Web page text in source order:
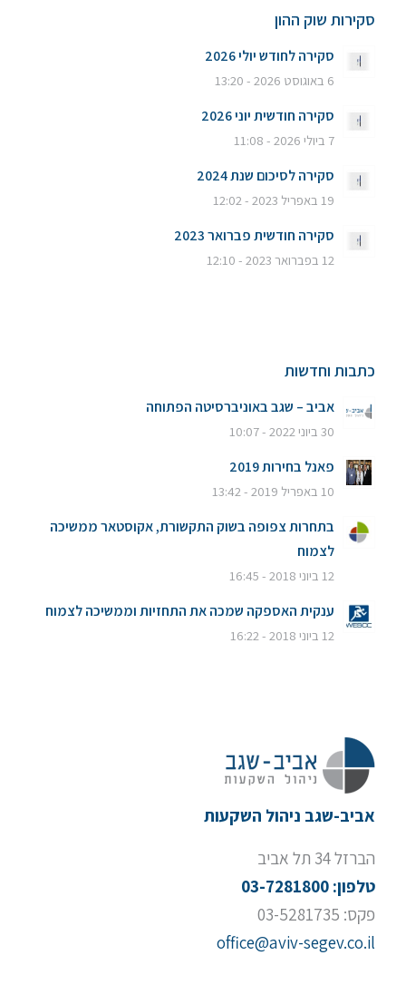
סקירות שוק ההון
סקירה לחודש יולי 2026
6 באוגוסט 2026 - 13:20
סקירה חודשית יוני 2026
7 ביולי 2026 - 11:08
סקירה לסיכום שנת 2024
19 באפריל 2023 - 12:02
סקירה חודשית פברואר 2023
12 בפברואר 2023 - 12:10
כתבות וחדשות
אביב – שגב באוניברסיטה הפתוחה
30 ביוני 2022 - 10:07
פאנל בחירות 2019
10 באפריל 2019 - 13:42
בתחרות צפופה בשוק התקשורת, אקוסטאר ממשיכה
לצמוח
12 ביוני 2018 - 16:45
ענקית האספקה שמכה את התחזיות וממשיכה לצמוח
12 ביוני 2018 - 16:22
אביב-שגב ניהול השקעות
הברזל 34 תל אביב
טלפון: 03-7281800
פקס: 03-5281735
office@aviv-segev.co.il